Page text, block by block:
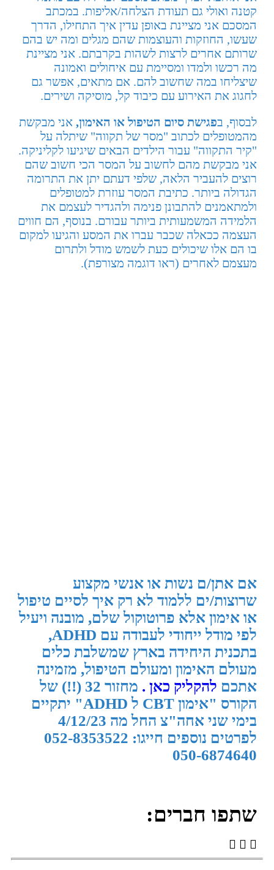
קטנה ואולי גם תעודת הצלחה/אליפות. במכתב
המסכם אני מציינת באופן עדין איך התחילו, הדרך
שעשו, החוזקות והעוצמות שהם מגלים ומה יש בהם
שרותם אחרים לרצות לשהות בקרבתם. אני מציינת
מה רכשו ולמדו ומסיימת עם איחולים ואמונה
שיצליחו במה שחשוב להם. אם מתאים, אפשר גם
לחגוג את האירוע עם כיבוד קל, מוסיקה ושירים.
לבסוף, בפגישת סיום הטיפול או האימון, אני מבקשת
מהמטופלים לכתוב "מסר של תקווה" שיתלה על
"קיר התקווה" עבור הילדים הבאים שיגיעו לקליניקה.
אני מבקשת מהם לחשוב על המסר הכי חשוב שהם
רוצים להעביר הלאה, שלפי דעתם יתן את התרומה
הגדולה ביותר. כתיבת המסר עוזרת למטופלים
ולמתאמנים להתבונן פנימה ולהגדיר לעצמם את
הלמידה המשמעותית ביותר עבורם. בנוסף, הם חווים
העצמה ככאלה שכבר עברו את המסע והגיעו למקום
בו הם אלו שיכולים כעת לשמש מודל ולתרום
מעצמם לאחרים (ראו דוגמה מצורפת).
אם אתן/ם נשות או אנשי מקצוע
שרוצות/ים ללמוד לא רק איך לסיים טיפול
או אימון אלא פרוטוקול שלם, מובנה ויעיל
לפי מודל ייחודי לעבודה עם ADHD,
בתכנית היחידה בארץ שמשלבת כלים
מעולם האימון ומעולם הטיפול, מזמינה
אתכם להקליק כאן .
מחזור 32 (!!) של
הקורס "אימון CBT ל ADHD" יתקיים
בימי שני אחה"צ החל מה 4/12/23
לפרטים נוספים חייגו: 052-8353522
050-6874640
שתפו חברים: